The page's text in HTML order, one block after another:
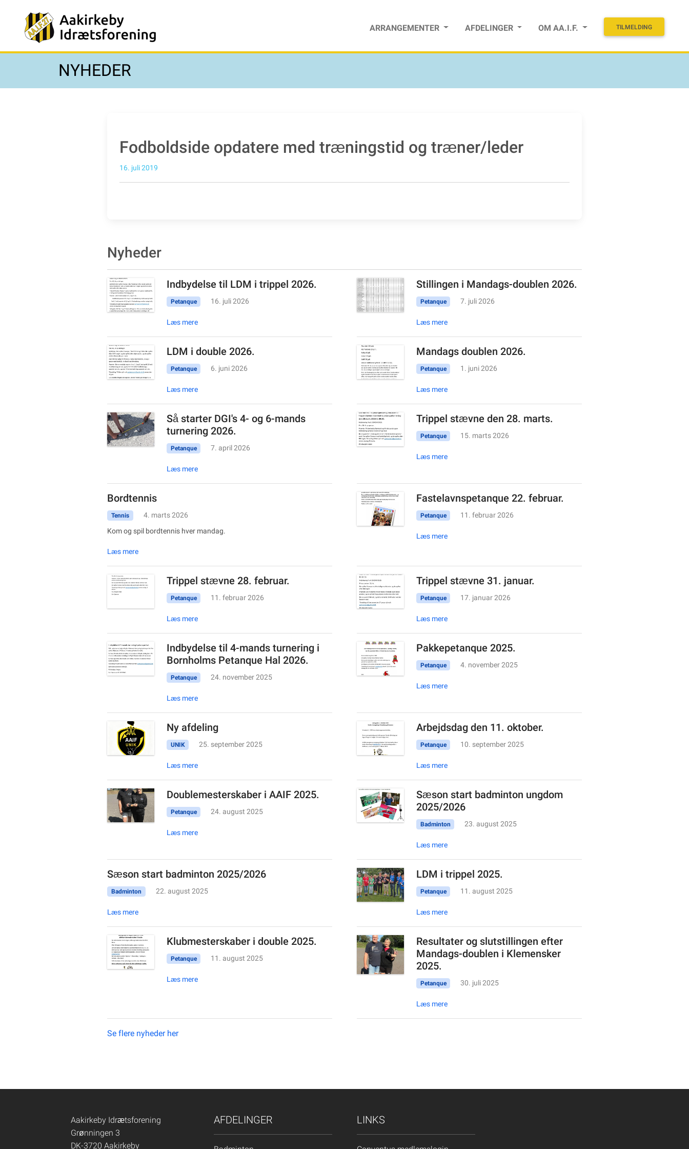
ARRANGEMENTER AFDELINGER OM AA.I.F. TILMELDING
NYHEDER
Fodboldside opdatere med træningstid og træner/leder
16. juli 2019
Nyheder
Indbydelse til LDM i trippel 2026.
Petanque 16. juli 2026
Læs mere
Stillingen i Mandags-doublen 2026.
Petanque 7. juli 2026
Læs mere
LDM i double 2026.
Petanque 6. juni 2026
Læs mere
Mandags doublen 2026.
Petanque 1. juni 2026
Læs mere
Så starter DGI's 4- og 6-mands
turnering 2026.
Petanque 7. april 2026
Læs mere
Trippel stævne den 28. marts.
Petanque 15. marts 2026
Læs mere
Bordtennis
Tennis
4. marts 2026
Kom og spil bordtennis hver mandag.
Læs mere
Fastelavnspetanque 22. februar.
Petanque 11. februar 2026
Læs mere
Trippel stævne 28. februar.
Petanque 11. februar 2026
Læs mere
Trippel stævne 31. januar.
Petanque 17. januar 2026
Læs mere
Indbydelse til 4-mands turnering i
Bornholms Petanque Hal 2026.
Petanque 24. november 2025
Læs mere
Pakkepetanque 2025.
Petanque 4. november 2025
Læs mere
Ny afdeling
UNIK 25. september 2025
Læs mere
Arbejdsdag den 11. oktober.
Petanque 10. september 2025
Læs mere
Doublemesterskaber i AAIF 2025.
Petanque 24. august 2025
Læs mere
Sæson start badminton ungdom
2025/2026
Badminton 23. august 2025
Læs mere
Sæson start badminton 2025/2026
Badminton 22. august 2025
Læs mere
LDM i trippel 2025.
Petanque 11. august 2025
Læs mere
Klubmesterskaber i double 2025.
Petanque 11. august 2025
Læs mere
Resultater og slutstillingen efter
Mandags-doublen i Klemensker
2025.
Petanque 30. juli 2025
Læs mere
Se flere nyheder her
Aakirkeby Idrætsforening
Grønningen 3
DK-3720 Aakirkeby
AFDELINGER LINKS